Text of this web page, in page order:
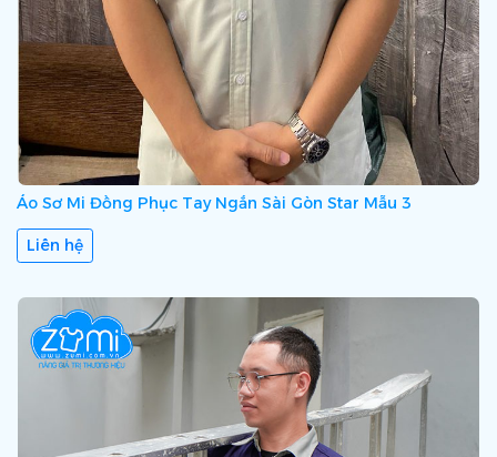
Áo Sơ Mi Đồng Phục Tay Ngắn Sài Gòn Star Mẫu 3
Liên hệ